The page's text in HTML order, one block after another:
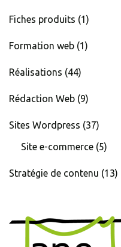
Fiches produits (1)
Formation web (1)
Réalisations (44)
Rédaction Web (9)
Sites Wordpress (37)
Site e-commerce (5)
Stratégie de contenu (13)